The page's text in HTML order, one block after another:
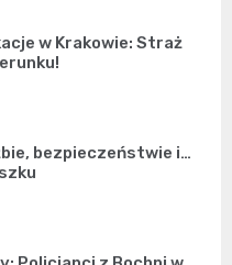
w Krakowie: Straż
bezpieczeństwie i…